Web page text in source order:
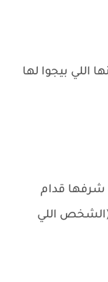
اللي بيجوا لها
قدام
(الشخص اللي